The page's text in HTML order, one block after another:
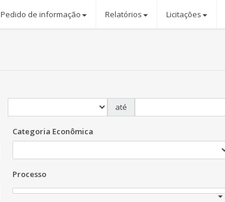
Pedido de informação Relatórios Licitações
até
Categoria Econômica
Processo